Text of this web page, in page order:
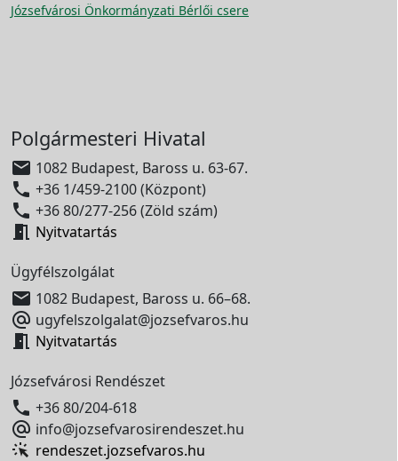
Józsefvárosi Önkormányzati Bérlői csere
Polgármesteri Hivatal
 1082 Budapest, Baross u. 63-67.
 +36 1/459-2100 (Központ)
 +36 80/277-256 (Zöld szám)
 Nyitvatartás
Ügyfélszolgálat
 1082 Budapest, Baross u. 66–68.
 ugyfelszolgalat@jozsefvaros.hu
 Nyitvatartás
Józsefvárosi Rendészet
 +36 80/204-618
 info@jozsefvarosirendeszet.hu
rendeszet.jozsefvaros.hu